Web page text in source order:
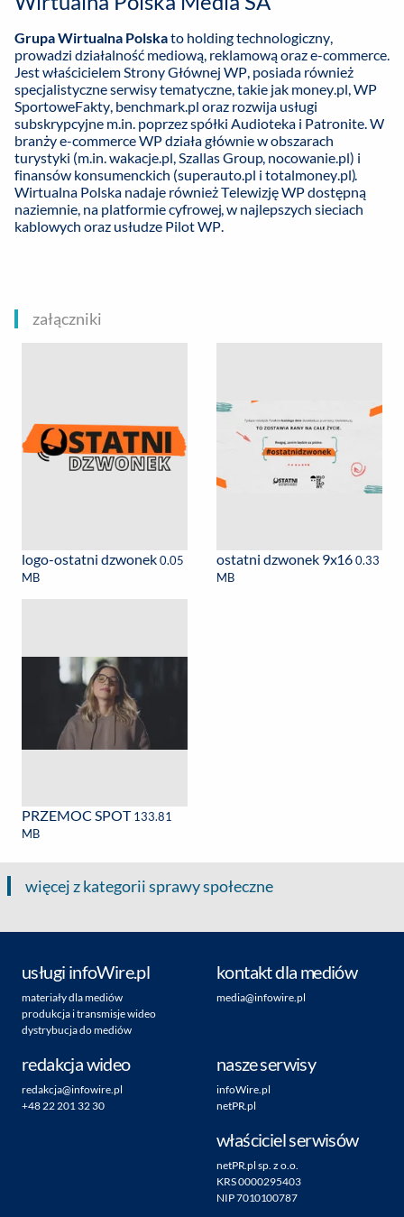
Grupa Wirtualna Polskato holding technologiczny,
prowadzi działalność mediową, reklamową oraz e-commerce.
Jest właścicielem Strony Głównej WP, posiada również
specjalistyczne serwisy tematyczne, takie jak money.pl, WP
SportoweFakty, benchmark.pl oraz rozwija usługi
subskrypcyjne m.in. poprzez spółki Audioteka i Patronite. W
branży e-commerce WP działa głównie w obszarach
turystyki (m.in. wakacje.pl, Szallas Group, nocowanie.pl) i
finansów konsumenckich (superauto.pl i totalmoney.pl).
Wirtualna Polska nadaje również Telewizję WP dostępną
naziemnie, na platformie cyfrowej, w najlepszych sieciach
kablowych oraz usłudze Pilot WP.
załączniki
logo-ostatni dzwonek0.05
MB
ostatni dzwonek 9x160.33
MB
PRZEMOC SPOT133.81
MB
więcej z kategorii sprawy społeczne
usługi infoWire.pl
materiały dla mediów
produkcja i transmisje wideo
dystrybucja do mediów
kontakt dla mediów
media@infowire.pl
redakcja wideo
redakcja@infowire.pl
+48 22 201 32 30
nasze serwisy
infoWire.pl
netPR.pl
właściciel serwisów
netPR.pl sp. z o.o.
KRS 0000295403
NIP 7010100787